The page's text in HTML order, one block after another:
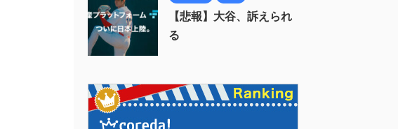
【悲報】大谷、訴えられ
る